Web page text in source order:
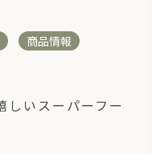
商品情報
しいスーパーフー
カテゴリー一覧